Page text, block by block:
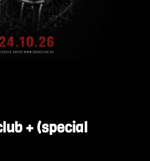
+ (special